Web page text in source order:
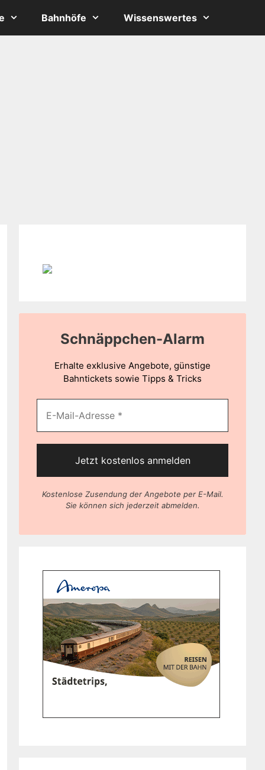
Bahnhöfe Wissenswertes
Schnäppchen-Alarm
Erhalte exklusive Angebote, günstige
Bahntickets sowie Tipps & Tricks
Kostenlose Zusendung der Angebote per E-Mail.
Sie können sich jederzeit abmelden.